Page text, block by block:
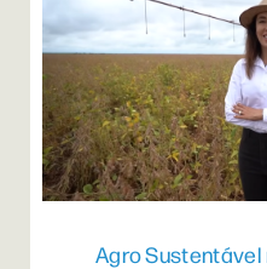
Agro Sustentável